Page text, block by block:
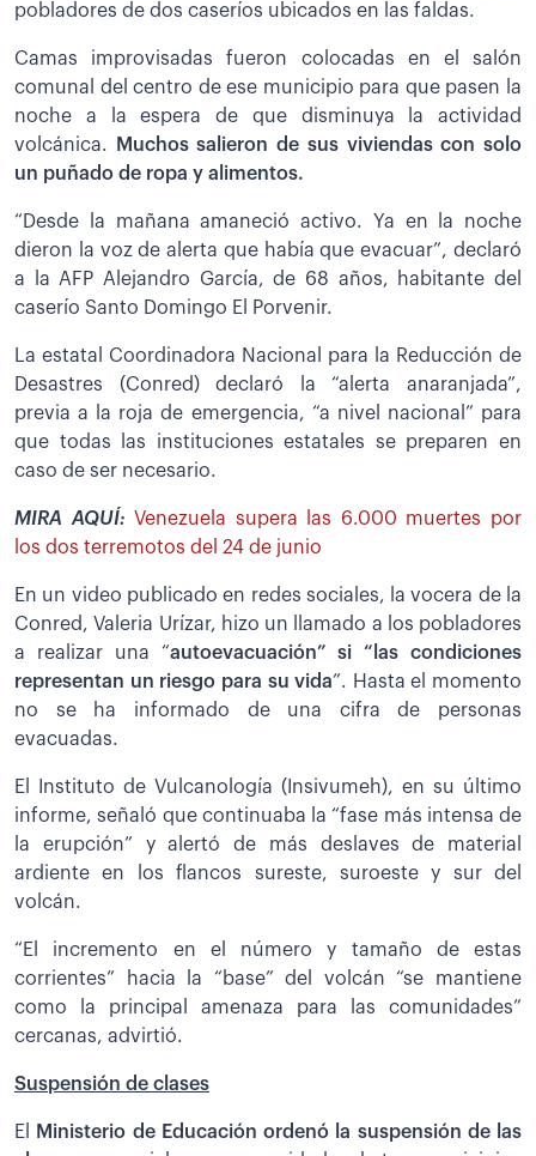
pobladores de dos caseríos ubicados en las faldas.
Camas improvisadas fueron colocadas en el salón
comunal del centro de ese municipio para que pasen la
noche a la espera de que disminuya la actividad
volcánica.
Muchos salieron de sus viviendas con solo
un puñado de ropa y alimentos.
“Desde la mañana amaneció activo. Ya en la noche
dieron la voz de alerta que había que evacuar”, declaró
a la AFP Alejandro García, de 68 años, habitante del
caserío Santo Domingo El Porvenir.
La estatal Coordinadora Nacional para la Reducción de
Desastres (Conred) declaró la “alerta anaranjada”,
previa a la roja de emergencia, “a nivel nacional” para
que todas las instituciones estatales se preparen en
caso de ser necesario.
MIRA AQUÍ: Venezuela supera las 6.000 muertes por
los dos terremotos del 24 de junio
En un video publicado en redes sociales, la vocera de la
Conred, Valeria Urízar, hizo un llamado a los pobladores
a realizar una “autoevacuación” si “las condiciones
representan un riesgo para su vida”. Hasta el momento
no se ha informado de una cifra de personas
evacuadas.
El Instituto de Vulcanología (Insivumeh), en su último
informe, señaló que continuaba la “fase más intensa de
la erupción” y alertó de más deslaves de material
ardiente en los flancos sureste, suroeste y sur del
volcán.
“El incremento en el número y tamaño de estas
corrientes” hacia la “base” del volcán “se mantiene
como la principal amenaza para las comunidades”
cercanas, advirtió.
Suspensión de clases
El
Ministerio de Educación ordenó la suspensión de las